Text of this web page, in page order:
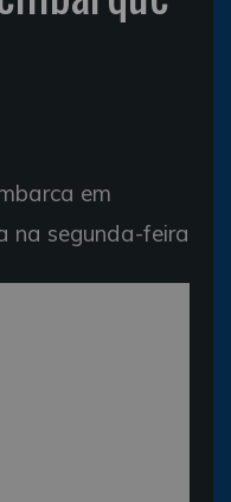
em
na segunda-feira